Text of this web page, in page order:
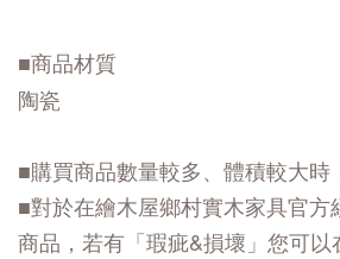
■商品材質
陶瓷
■購買商品數量較多、體積較大時
■對於在繪木屋鄉村實木家具官方
商品，若有「瑕疵&損壞」您可